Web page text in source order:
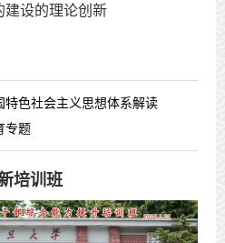
设的理论创新
特色社会主义思想体系解读
专题
培训班